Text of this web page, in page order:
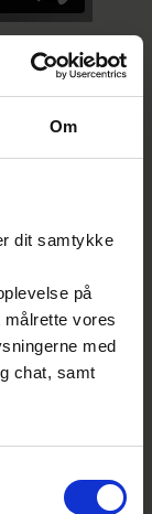
Om
dit samtykke
på
vores
med
chat, samt